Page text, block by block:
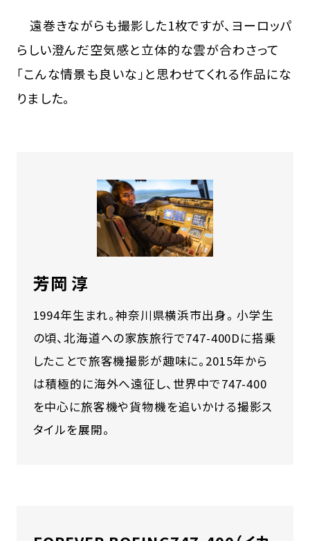
遠巻きながらも撮影した1枚ですが、ヨーロッパ
らしい澄んだ空気感と立体的な雲が合わさって
「こんな情景も良いな」と思わせてくれる作品にな
りました。
芳岡 淳
1994年生まれ。神奈川県横浜市出身。 小学生
の頃、北海道への家族旅行で747-400Dに搭乗
したことで旅客機撮影が趣味に。2015年から
は積極的に海外へ遠征し、世界中で747-400
を中心に旅客機や貨物機を追いかける撮影ス
タイルを展開。